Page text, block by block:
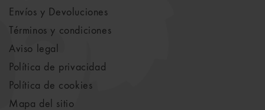
Envíos y Devoluciones
Términos y condiciones
Aviso legal
Política de privacidad
Política de cookies
Mapa del sitio